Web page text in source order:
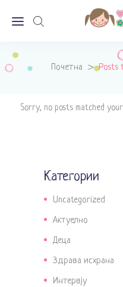
Почетна >Posts
Sorry, no posts matched
Категории
Uncategorized
Актуелно
Деца
Здрава исхрана
Интервју